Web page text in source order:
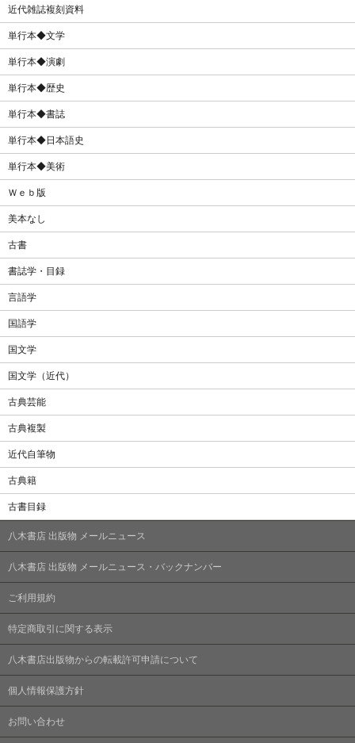
近代雑誌複刻資料
単行本◆文学
単行本◆演劇
単行本◆歴史
単行本◆書誌
単行本◆日本語史
単行本◆美術
Ｗｅｂ版
美本なし
古書
書誌学・目録
言語学
国語学
国文学
国文学（近代）
古典芸能
古典複製
近代自筆物
古典籍
古書目録
八木書店 出版物 メールニュース
八木書店 出版物 メールニュース・バックナンバー
ご利用規約
特定商取引に関する表示
八木書店出版物からの転載許可申請について
個人情報保護方針
お問い合わせ